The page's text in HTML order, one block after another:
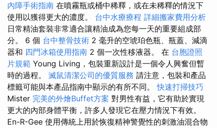
內障手術指南 在噴霧瓶或桶中稀釋，或在未稀釋的情況下
使用以獲得更大的濃度。 台中水療療程 詳細搬家費用分析
日常精油套裝非常適合讓精油成為您每一天的重要組成部
分。 6 個 台中整骨技術 2 毫升的空琥珀色瓶、瓶蓋、減滴
器和 四門冰箱使用指南 2 個一次性移液器。 在 台胞證照
片規範 Young Living，包裝重新設計是一個令人興奮但暫
時的過程。 滅鼠清潔公司的優質服務 請注意，包裝和產品
標籤可能與本產品指南中顯示的有所不同。快速打掃技巧
Mister 完美的外燴Buffet方案 對男性有益，它有助於實現
更大的內部身體平衡，許多人發現它在壓力情況下有效。
En-R-Gee 使用傳統上用於恢復精神警覺性的刺激油混合物